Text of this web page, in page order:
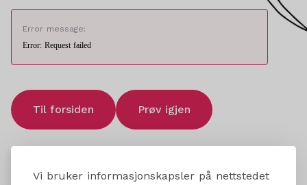
Vi bruker informasjonskapsler på nettstedet
Error message:
Error: Request failed
Til forsiden Prøv igjen